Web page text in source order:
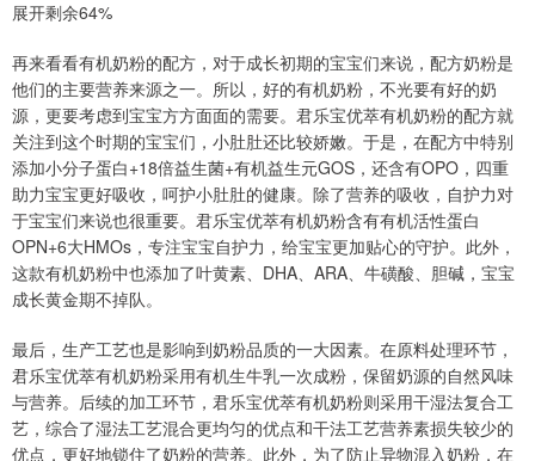
展开剩余64%
再来看看有机奶粉的配方，对于成长初期的宝宝们来说，配方奶粉是
他们的主要营养来源之一。所以，好的有机奶粉，不光要有好的奶
源，更要考虑到宝宝方方面面的需要。君乐宝优萃有机奶粉的配方就
关注到这个时期的宝宝们，小肚肚还比较娇嫩。于是，在配方中特别
添加小分子蛋白+18倍益生菌+有机益生元GOS，还含有OPO，四重
助力宝宝更好吸收，呵护小肚肚的健康。除了营养的吸收，自护力对
于宝宝们来说也很重要。君乐宝优萃有机奶粉含有有机活性蛋白
OPN+6大HMOs，专注宝宝自护力，给宝宝更加贴心的守护。此外，
这款有机奶粉中也添加了叶黄素、DHA、ARA、牛磺酸、胆碱，宝宝
成长黄金期不掉队。
最后，生产工艺也是影响到奶粉品质的一大因素。在原料处理环节，
君乐宝优萃有机奶粉采用有机生牛乳一次成粉，保留奶源的自然风味
与营养。后续的加工环节，君乐宝优萃有机奶粉则采用干湿法复合工
艺，综合了湿法工艺混合更均匀的优点和干法工艺营养素损失较少的
优点，更好地锁住了奶粉的营养。此外，为了防止异物混入奶粉，在